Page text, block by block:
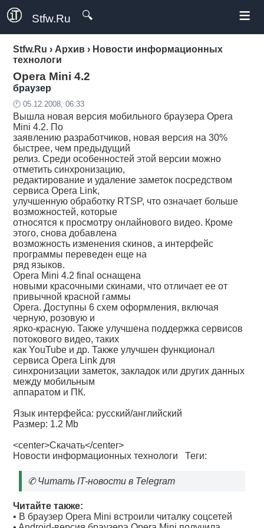
Stfw.Ru 🔍 ≡
Stfw.Ru › Архив › Новости информационных
технологи
Opera Mini 4.2
браузер
🕛 05.12.2008, 06:33
Вышла новая версия мобильного браузера Opera
Mini 4.2. По
заявлению разработчиков, новая версия на 30%
быстрее, чем предыдущий
релиз. Среди особенностей этой версии можно
отметить синхронизацию,
редактирование и удаление заметок посредством
сервиса Opera Link,
улучшенную обработку RTSP, что означает больше
возможностей, которые
относятся к просмотру онлайнового видео. Кроме
этого, снова добавлена
возможность изменения скинов, а интерфейс
программы переведен еще на
ряд языков.
Opera Mini 4.2 final оснащена
новыми красочными скинами, что отличает ее от
привычной красной гаммы
Opera. Доступны 6 схем оформления, включая
черную, розовую и
ярко-красную. Также улучшена поддержка сервисов
потокового видео, таких
как YouTube и др. Также улучшен функционал
сервиса Opera Link для
синхронизации заметок, закладок или других данных
между мобильным
аппаратом и ПК.
Язык интерфейса: русский/английский
Размер: 1.2 Mb
<center>Скачать</center>
Новости информационных технологи Теги:
✆Читать IT-новости в Telegram
Читайте также:
• В браузер Opera Mini встроили читалку соцсетей